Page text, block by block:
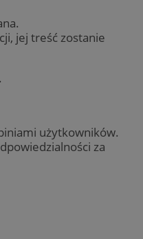
jej treść zostanie
użytkowników.
za